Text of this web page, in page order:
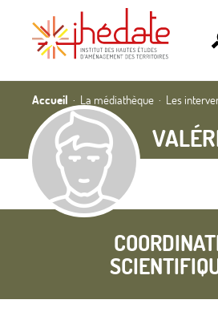
Accueil La médiathèque Les